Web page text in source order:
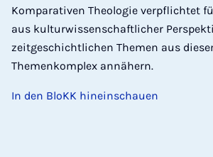
Komparativen Theologie verpflichtet
aus kulturwissenschaftlicher
zeitgeschichtlichen Themen aus
Themenkomplex annähern.
In den BloKK hineinschauen